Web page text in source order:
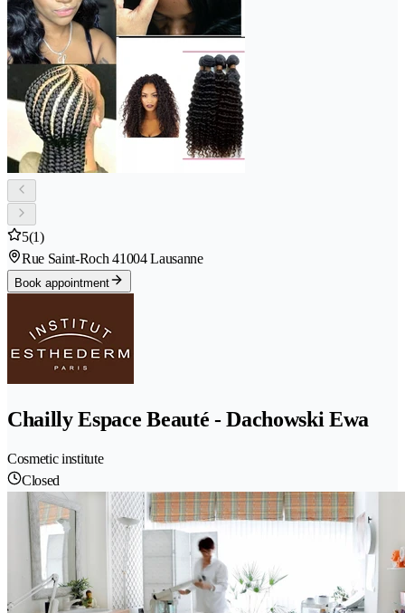
5(1)
Rue Saint-Roch 41004 Lausanne
Book appointment
Chailly Espace Beauté - Dachowski Ewa
Cosmetic institute
Closed